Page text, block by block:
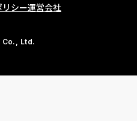
リシー運営会社
Co., Ltd.